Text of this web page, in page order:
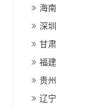
海南
深圳
甘肃
福建
贵州
辽宁